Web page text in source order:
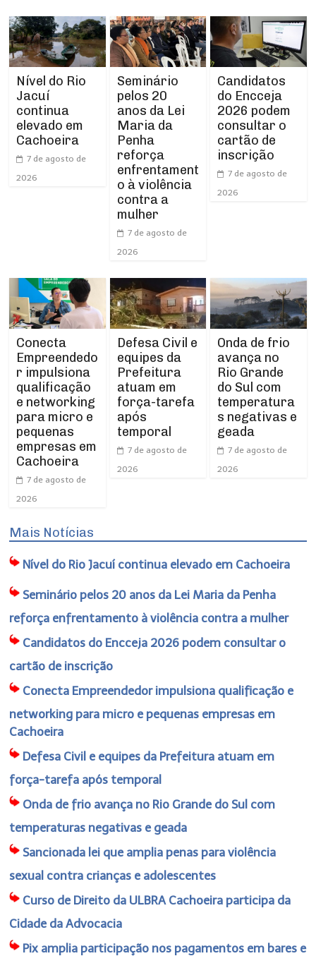
Nível do Rio
Jacuí
continua
elevado em
Cachoeira
7 de agosto de
2026
Seminário
pelos 20
anos da Lei
Maria da
Penha
reforça
enfrentament
o à violência
contra a
mulher
7 de agosto de
2026
Candidatos
do Encceja
2026 podem
consultar o
cartão de
inscrição
7 de agosto de
2026
Conecta
Empreendedo
r impulsiona
qualificação
e networking
para micro e
pequenas
empresas em
Cachoeira
7 de agosto de
2026
Defesa Civil e
equipes da
Prefeitura
atuam em
força-tarefa
após
temporal
7 de agosto de
2026
Onda de frio
avança no
Rio Grande
do Sul com
temperatura
s negativas e
geada
7 de agosto de
2026
Mais Notícias
Nível do Rio Jacuí continua elevado em Cachoeira
Seminário pelos 20 anos da Lei Maria da Penha
reforça enfrentamento à violência contra a mulher
Candidatos do Encceja 2026 podem consultar o
cartão de inscrição
Conecta Empreendedor impulsiona qualificação e
networking para micro e pequenas empresas em
Cachoeira
Defesa Civil e equipes da Prefeitura atuam em
força-tarefa após temporal
Onda de frio avança no Rio Grande do Sul com
temperaturas negativas e geada
Sancionada lei que amplia penas para violência
sexual contra crianças e adolescentes
Curso de Direito da ULBRA Cachoeira participa da
Cidade da Advocacia
Pix amplia participação nos pagamentos em bares e